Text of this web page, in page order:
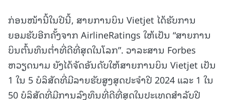
ກ່ອນໜ້ານີ້ໃນປີນີ້, ສາຍການບິນ Vietjet ໄດ້ຮັບການ
ຍອມຮັບອີກຄັ້ງຈາກ AirlineRatings ໃຫ້ເປັນ “ສາຍການ
ບິນຕົ້ນທຶນຕ່ຳທີ່ດີທີ່ສຸດໃນໂລກ”. ວາລະສານ Forbes
ຫວຽດນາມ ຍັງໄດ້ຈັດອັນດັບໃຫ້ສາຍການບິນ Vietjet ເປັນ
1 ໃນ 5 ບໍລິສັດທີ່ມີລາຍຮັບສູງສຸດປະຈໍາປີ 2024 ແລະ 1 ໃນ
50 ບໍລິສັດທີ່ມີການລົງທຶນທີ່ດີທີ່ສຸດໃນປະເທດສໍາລັບປີ